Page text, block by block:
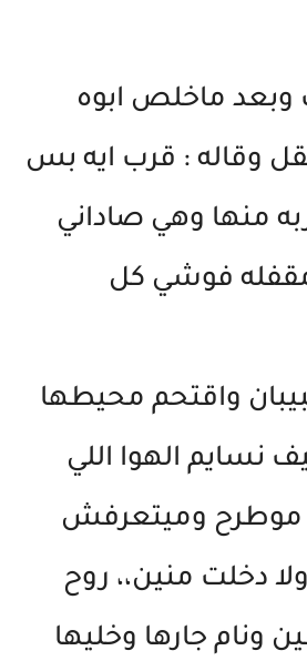
وبعد ماخلص ابوه
وقاله : قرب ايه بس
منها وهي صاداني
فوشي كل
واقتحم محيطها
نسايم الهوا اللي
موطرح وميتعرفش
دخلت منين،، روح
جارها وخليها